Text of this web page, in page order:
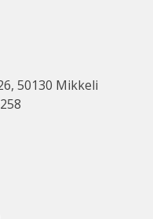
50130 Mikkeli